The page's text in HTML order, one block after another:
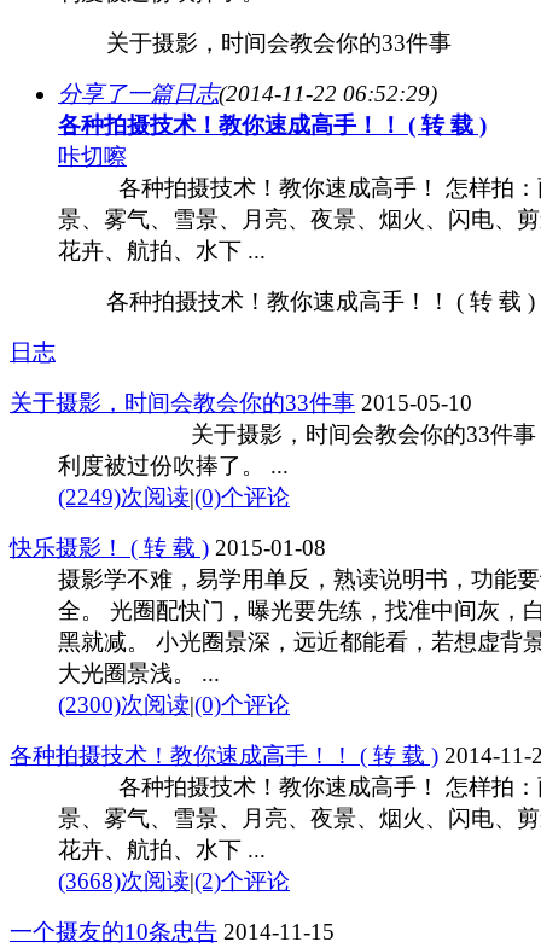
关于摄影，时间会教会你的33件事
分享了一篇日志(2014-11-22 06:52:29)
各种拍摄技术！教你速成高手！！ ( 转 载 )
咔切嚓
各种拍摄技术！教你速成高手！ 怎样拍：
景、雾气、雪景、月亮、夜景、烟火、闪电、
花卉、航拍、水下 ...
各种拍摄技术！教你速成高手！！ ( 转 载 )
日志
关于摄影，时间会教会你的33件事 2015-05-10
关于摄影，时间会教会你的33件事
利度被过份吹捧了。 ...
(2249)次阅读|(0)个评论
快乐摄影！ ( 转 载 ) 2015-01-08
摄影学不难，易学用单反，熟读说明书，功能
全。 光圈配快门，曝光要先练，找准中间灰，
黑就减。 小光圈景深，远近都能看，若想虚背
大光圈景浅。 ...
(2300)次阅读|(0)个评论
各种拍摄技术！教你速成高手！！ ( 转 载 ) 2014-11-
各种拍摄技术！教你速成高手！ 怎样拍：
景、雾气、雪景、月亮、夜景、烟火、闪电、
花卉、航拍、水下 ...
(3668)次阅读|(2)个评论
一个摄友的10条忠告 2014-11-15